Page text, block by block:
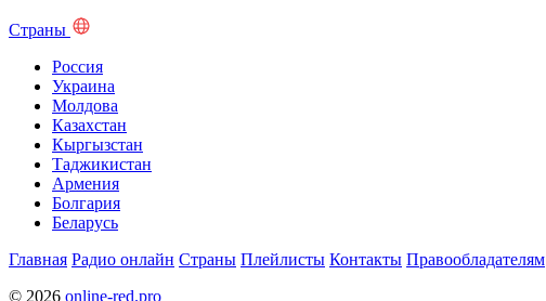
Страны
Россия
Украина
Молдова
Казахстан
Кыргызстан
Таджикистан
Армения
Болгария
Беларусь
Главная Радио онлайн Страны Плейлисты Контакты Правообладателям
© 2026 online-red.pro